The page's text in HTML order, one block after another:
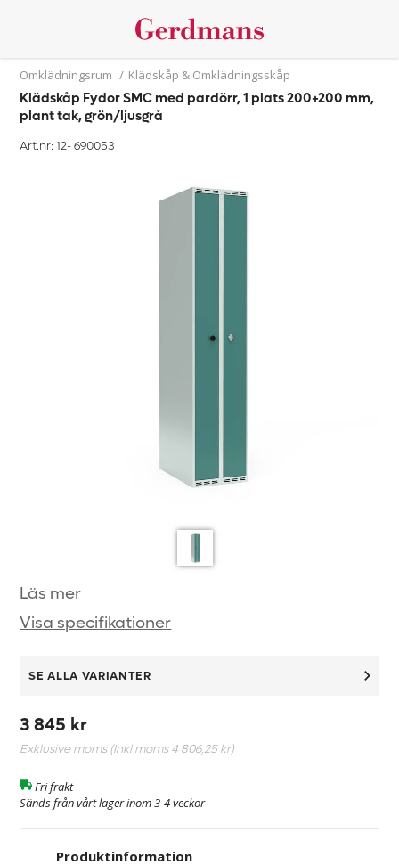
Omklädningsrum / Klädskåp & Omklädningsskåp
Klädskåp Fydor SMC med pardörr, 1 plats 200+200 mm,
plant tak, grön/ljusgrå
Art.nr: 12-690053
Läs mer
Visa specifikationer
SE ALLA VARIANTER
3 845 kr
Exklusive moms (Inkl moms4 806,25 kr)
Fri frakt
Sänds från vårt lager inom 3-4 veckor
Produktinformation